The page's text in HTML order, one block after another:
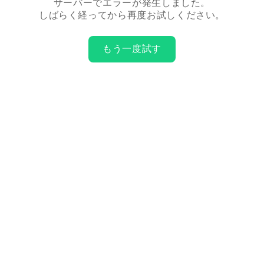
サーバーでエラーが発生しました。
しばらく経ってから再度お試しください。
もう一度試す